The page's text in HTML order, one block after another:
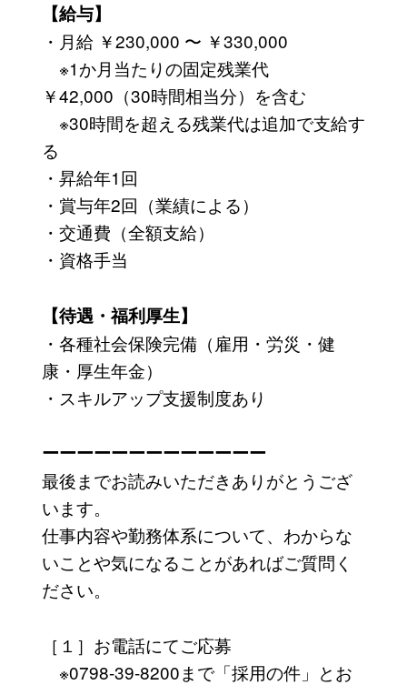
【給与】
・月給 ￥230,000 〜 ￥330,000
※1か月当たりの固定残業代
￥42,000（30時間相当分）を含む
※30時間を超える残業代は追加で支給す
る
・昇給年1回
・賞与年2回（業績による）
・交通費（全額支給）
・資格手当
【待遇・福利厚生】
・各種社会保険完備（雇用・労災・健
康・厚生年金）
・スキルアップ支援制度あり
ーーーーーーーーーーーーー
最後までお読みいただきありがとうござ
います。
仕事内容や勤務体系について、わからな
いことや気になることがあればご質問く
ださい。
［１］お電話にてご応募
※0798-39-8200まで「採用の件」とお